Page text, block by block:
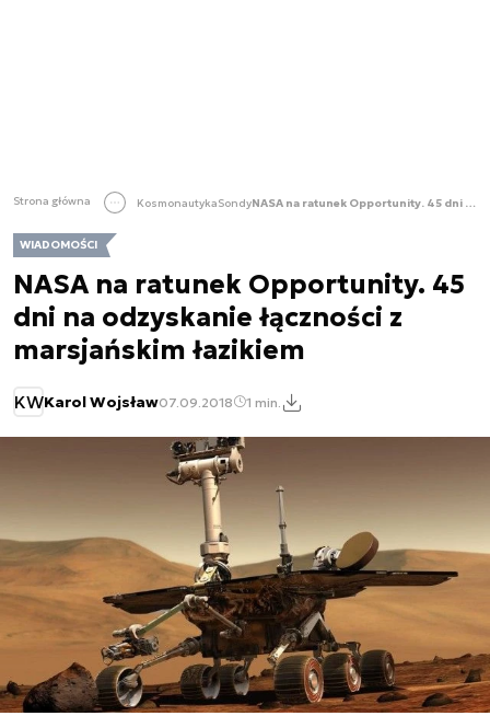
Strona główna KosmonautykaSondy NASA na ratunek Opportunity. 45 dni na odzyskanie łączności z marsjańskim łazikiem
WIADOMOŚCI
NASA na ratunek Opportunity. 45
dni na odzyskanie łączności z
marsjańskim łazikiem
KWKarol Wojsław07.09.2018 1 min.